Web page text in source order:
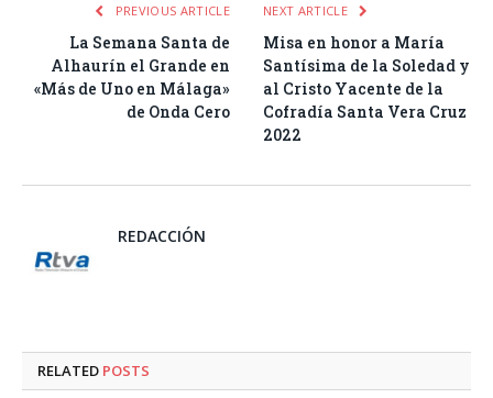
PREVIOUS ARTICLE
La Semana Santa de
Alhaurín el Grande en
«Más de Uno en Málaga»
de Onda Cero
NEXT ARTICLE
Misa en honor a María
Santísima de la Soledad y
al Cristo Yacente de la
Cofradía Santa Vera Cruz
2022
REDACCIÓN
RELATED POSTS